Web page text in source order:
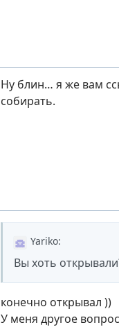
Ну блин… я же вам
собирать.
Yariko:
Вы хоть
конечно открывал ))
У меня другое